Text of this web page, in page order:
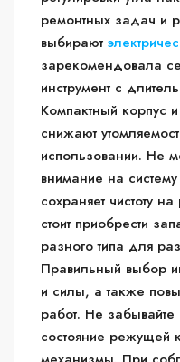
ремонтных задач и
выбирают
зарекомендовала
инструмент с
Компактный корпус
снижают
использовании. Не
внимание на
сохраняет чистоту
стоит приобрести
разного типа для
Правильный выбор
и силы, а также
работ. Не забывайте
состояние режущей